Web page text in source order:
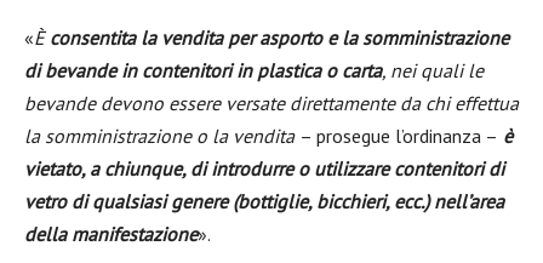
«È consentita la vendita per asporto e la somministrazione
di bevande in contenitori in plastica o carta, nei quali le
bevande devono essere versate direttamente da chi effettua
la somministrazione o la vendita – prosegue l’ordinanza – è
vietato, a chiunque, di introdurre o utilizzare contenitori di
vetro di qualsiasi genere (bottiglie, bicchieri, ecc.) nell’area
della manifestazione».